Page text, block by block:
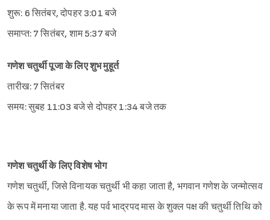
शुरू: 6 सितंबर, दोपहर 3:01 बजे
समाप्त: 7 सितंबर, शाम 5:37 बजे
गणेश चतुर्थी पूजा के लिए शुभ मुहूर्त
तारीख: 7 सितंबर
समय: सुबह 11:03 बजे से दोपहर 1:34 बजे तक
गणेश चतुर्थी के लिए विशेष भोग
गणेश चतुर्थी, जिसे विनायक चतुर्थी भी कहा जाता है, भगवान गणेश के जन्मोत्सव
के रूप में मनाया जाता है. यह पर्व भाद्रपद मास के शुक्ल पक्ष की चतुर्थी तिथि को